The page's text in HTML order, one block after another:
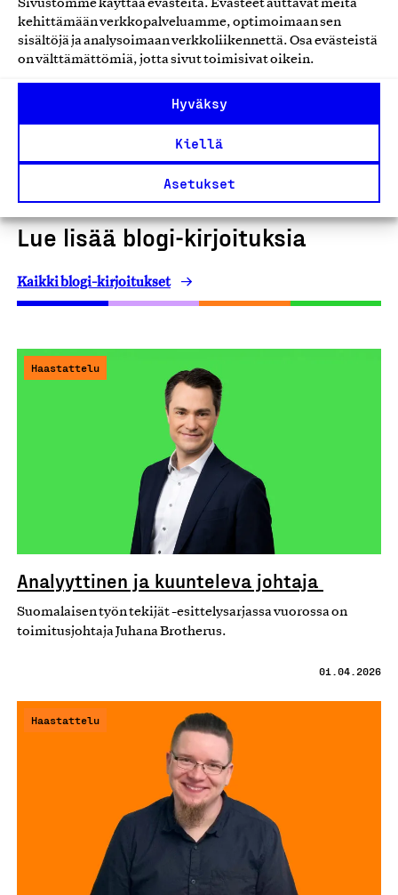
Sivustomme käyttää evästeitä. Evästeet auttavat meitä
kehittämään verkkopalveluamme, optimoimaan sen
sisältöjä ja analysoimaan verkkoliikennettä. Osa evästeistä
on välttämättömiä, jotta sivut toimisivat oikein.
Hyväksy
Kiellä
Asetukset
Hanna Malinen
viestintä- ja markkinointiryhmän päällikkö
Suomalainen työ ry:n viestintä- ja
Lue lisää blogi-kirjoituksia
Kaikki blogi-kirjoitukset
Haastattelu
Analyyttinen ja kuunteleva johtaja
Suomalaisen työn tekijät -esittelysarjassa vuorossa on
toimitusjohtaja Juhana Brotherus.
01.04.2026
Haastattelu